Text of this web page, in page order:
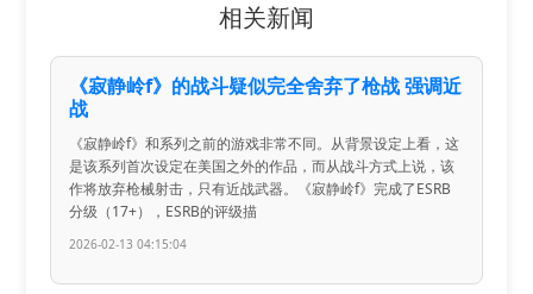
相关新闻
《寂静岭f》的战斗疑似完全舍弃了枪战 强调近
战
《寂静岭f》和系列之前的游戏非常不同。从背景设定上看，这
是该系列首次设定在美国之外的作品，而从战斗方式上说，该
作将放弃枪械射击，只有近战武器。《寂静岭f》完成了ESRB
分级（17+），ESRB的评级描
2026-02-13 04:15:04